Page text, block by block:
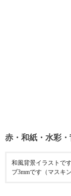
赤・和紙・水彩
和風背景イラストで
ブ3mmです（マスキ